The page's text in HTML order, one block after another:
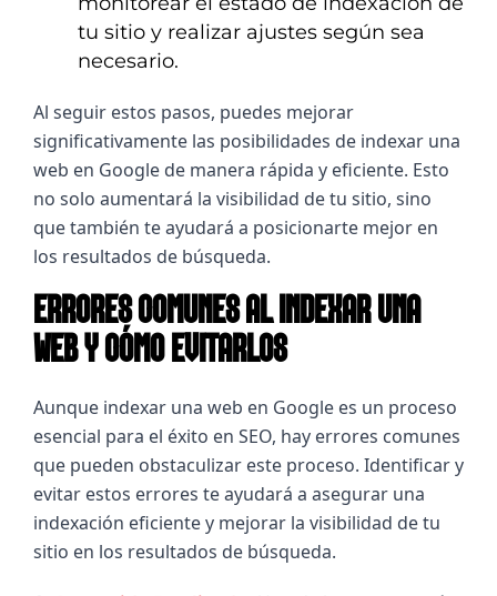
tu sitio y realizar ajustes según sea
necesario.
Al seguir estos pasos, puedes mejorar
significativamente las posibilidades de indexar una
web en Google de manera rápida y eficiente. Esto
no solo aumentará la visibilidad de tu sitio, sino
que también te ayudará a posicionarte mejor en
los resultados de búsqueda.
ERRORES COMUNES AL INDEXAR UNA
WEB Y CÓMO EVITARLOS
Aunque indexar una web en Google es un proceso
esencial para el éxito en SEO, hay errores comunes
que pueden obstaculizar este proceso. Identificar y
evitar estos errores te ayudará a asegurar una
indexación eficiente y mejorar la visibilidad de tu
sitio en los resultados de búsqueda.